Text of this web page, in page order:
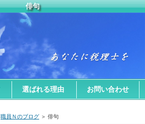
俳句
選ばれる理由 お問い合わせ
職員Ｎのブログ ＞ 俳句